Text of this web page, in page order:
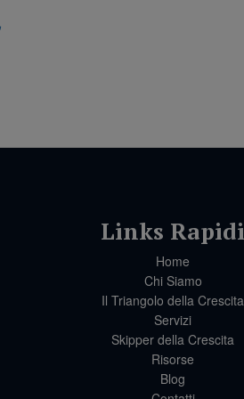
Home
Chi Siamo
Il Triangolo della Crescita
Servizi
Skipper della Crescita
Risorse
Blog